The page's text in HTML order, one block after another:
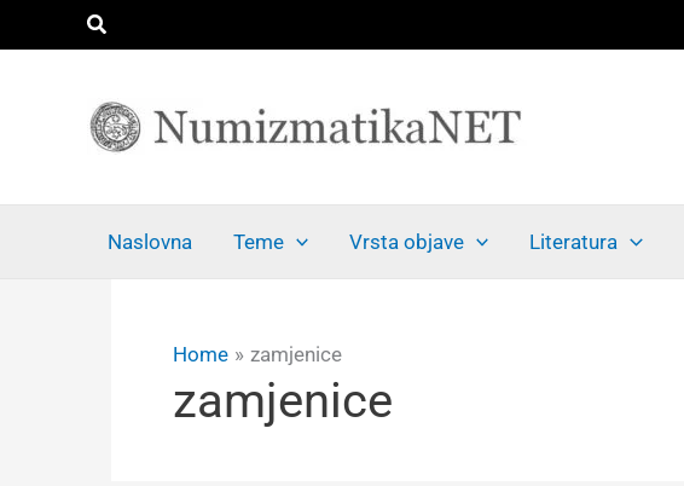
Search
Naslovna Teme Vrsta objave Literatura
Home zamjenice
zamjenice